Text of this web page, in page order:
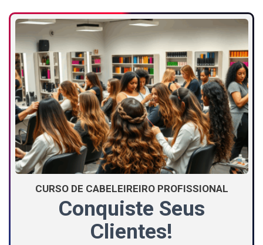
CURSO DE CABELEIREIRO PROFISSIONAL
Conquiste Seus
Clientes!